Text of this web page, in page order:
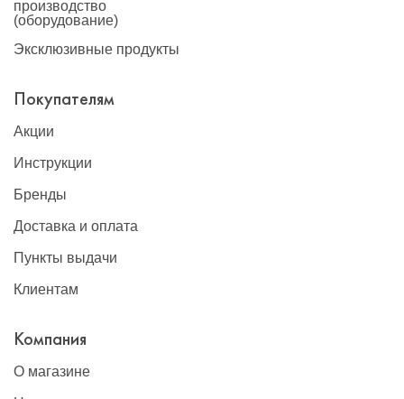
производство
(оборудование)
Эксклюзивные продукты
Покупателям
Акции
Инструкции
Бренды
Доставка и оплата
Пункты выдачи
Клиентам
Компания
О магазине